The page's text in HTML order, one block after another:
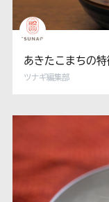
あきたこまちの
ツナギ編集部